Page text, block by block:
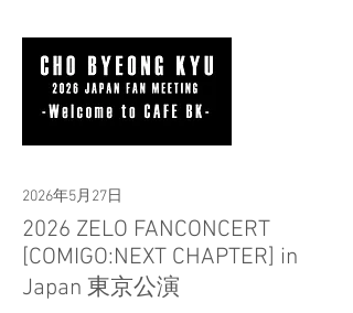
2026年5月27日
2026 ZELO FANCONCERT
[COMIGO:NEXT CHAPTER] in
Japan 東京公演